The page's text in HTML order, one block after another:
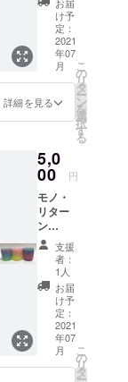
Movie
Special
Thanks
欄に
ネーム
を記
に切り
替わり
ます。
（例え
ば、５
月８日
が雨天
延期に
なった
とき、
延期日
は別の
ご予定
があっ
て、現
地ご来
スにご
連絡さ
せてい
ただき
ます。
※３：雨
天時に
つきま
して。
どの止
むを得
ない事
情で延
期また
は中止
となる
場合
は、デ
ザイン
キャン
ドルを
お送り
させて
いただ
きま
※２
２．当
日の
キャン
ドルの
様々な
（後日
データ
送付）※
ミニ
キャン
ドル ４
個（当
日お渡
し） ＜
お願い
＞ ◯備
考欄に
撮影希
望のお
時間を
ご記入
お願い
しま
メージ
してつ
くりま
した。
春は三
色団子
もちの
ひな祭
を、夏
は海、
秋は紅
葉、冬
は薄氷
という
イメー
ジで作
りまし
た。こ
ちらの
リター
ンはそ
の中で
さんか
ら教わ
りなが
らス
タッフ
みんな
でキャ
みまし
た！
フで
春・
夏・
秋・冬
をそれ
ぞれイ
メージ
してつ
くりま
した。
春は三
色団子
から
「地上
絵だけ
ではな
く、四
季をイ
メージ
をみん
なで作
りた
い！」
という
お話が
出まし
て、
Smilax
Candle
さんか
ら教わ
りなが
らス
タッフ
みんな
りキャ
ンドル
その４
冬〜」
今年の
キャン
ドルの
地上絵
マを
【日本
の四
季】と
いうこ
とにし
たので
すが、
スタッ
フの中
から
「地上
絵だけ
ではな
く、四
季をイ
お届
け予
定：
2021
年07
月
詳細を見る
こ
の
リ
タ
ー
ン
を
選
択
す
る
5,0
00 円
モノ・
リター
ン
「キャ
ンドル
作家の
【Kam
Candle
】さん
が 製作
したデ
ザイン
支援
者：
1人
お届
け予
定：
2021
年07
月
こ
の
リ
タ